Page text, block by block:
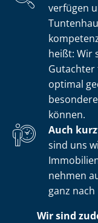
verfügen
heißt: Wir
Gutachter
optimal
können.
Auch
sind uns
nehmen
ganz
Wir sind